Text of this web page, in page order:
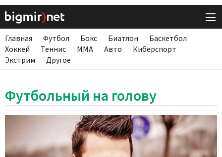
Главная Футбол Бокс Биатлон
Баскетбол
Хоккей
Теннис ММА Авто
Киберспорт
Экстрим
Другое
Футбольный на голову